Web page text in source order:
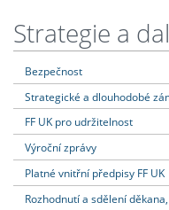
Strategie a
Bezpečnost
Strategické a dlouhodobé
FF UK pro udržitelnost
Výroční zprávy
Platné vnitřní předpisy FF UK
Rozhodnutí a sdělení